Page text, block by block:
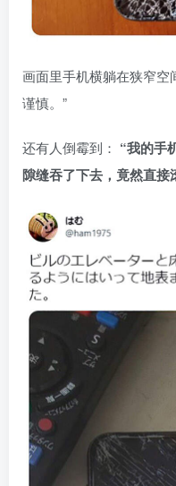
画面里手机横躺在狭窄空
谨慎。”
还有人倒霉到： “我的手
隙缝吞了下去，竟然直接